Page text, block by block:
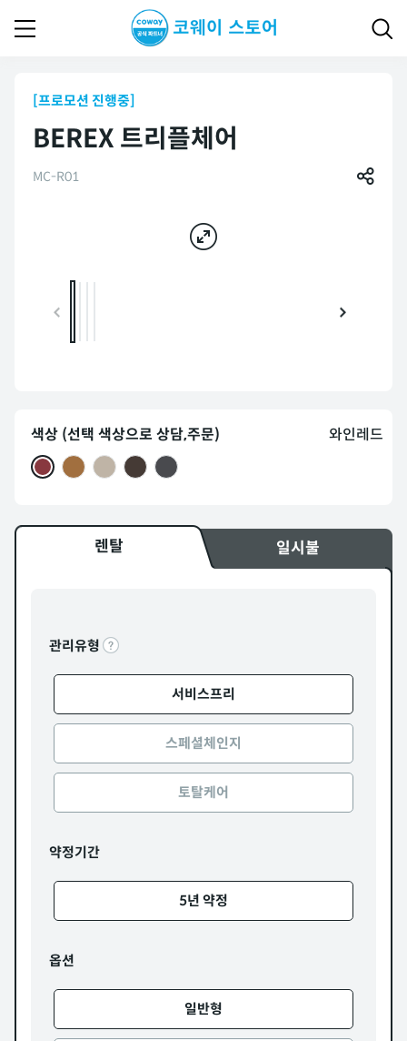
[프로모션 진행중]
BEREX 트리플체어
MC-R01
색상 (선택 색상으로 상담,주문) 와인레드
렌탈 일시불
관리유형
서비스프리
스페셜체인지
토탈케어
약정기간
5년 약정
옵션
일반형